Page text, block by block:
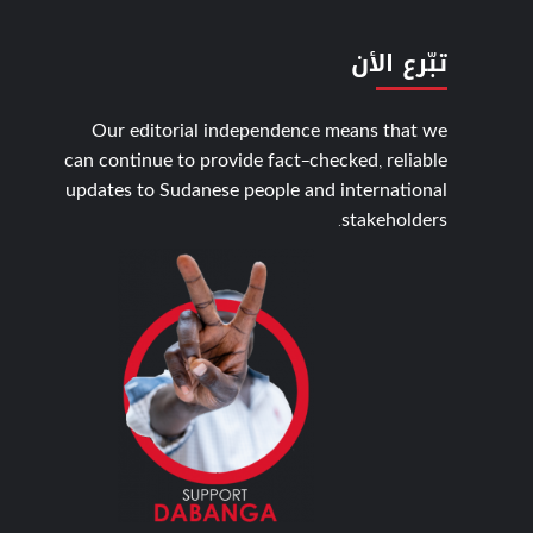
تبّرع الأن
Our editorial independence means that we
can continue to provide fact-checked, reliable
updates to Sudanese people and international
stakeholders.